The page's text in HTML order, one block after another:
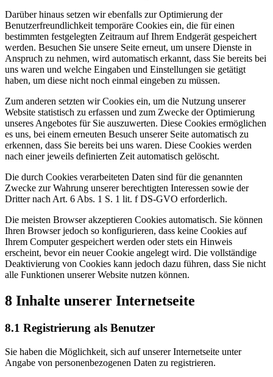
Darüber hinaus setzen wir ebenfalls zur Optimierung der
Benutzerfreundlichkeit temporäre Cookies ein, die für einen
bestimmten festgelegten Zeitraum auf Ihrem Endgerät gespeichert
werden. Besuchen Sie unsere Seite erneut, um unsere Dienste in
Anspruch zu nehmen, wird automatisch erkannt, dass Sie bereits bei
uns waren und welche Eingaben und Einstellungen sie getätigt
haben, um diese nicht noch einmal eingeben zu müssen.
Zum anderen setzten wir Cookies ein, um die Nutzung unserer
Website statistisch zu erfassen und zum Zwecke der Optimierung
unseres Angebotes für Sie auszuwerten. Diese Cookies ermöglichen
es uns, bei einem erneuten Besuch unserer Seite automatisch zu
erkennen, dass Sie bereits bei uns waren. Diese Cookies werden
nach einer jeweils definierten Zeit automatisch gelöscht.
Die durch Cookies verarbeiteten Daten sind für die genannten
Zwecke zur Wahrung unserer berechtigten Interessen sowie der
Dritter nach Art. 6 Abs. 1 S. 1 lit. f DS-GVO erforderlich.
Die meisten Browser akzeptieren Cookies automatisch. Sie können
Ihren Browser jedoch so konfigurieren, dass keine Cookies auf
Ihrem Computer gespeichert werden oder stets ein Hinweis
erscheint, bevor ein neuer Cookie angelegt wird. Die vollständige
Deaktivierung von Cookies kann jedoch dazu führen, dass Sie nicht
alle Funktionen unserer Website nutzen können.
8 Inhalte unserer Internetseite
8.1 Registrierung als Benutzer
Sie haben die Möglichkeit, sich auf unserer Internetseite unter
Angabe von personenbezogenen Daten zu registrieren.